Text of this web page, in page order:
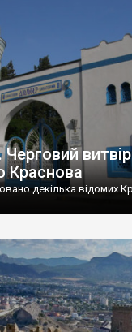
витвір
Краснова
декілька відомих